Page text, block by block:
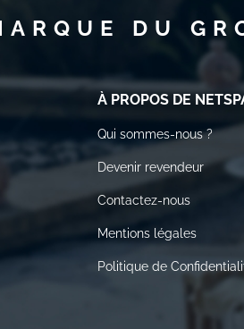
DU
À PROPOS DE
Qui sommes-nous ?
Devenir revendeur
Contactez-nous
Mentions légales
Politique de